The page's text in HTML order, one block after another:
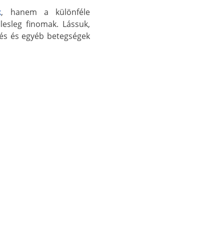
, hanem a különféle
finomak. Lássuk,
és egyéb betegségek